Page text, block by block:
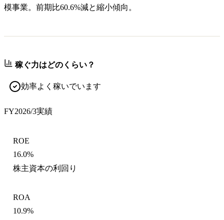
模事業。前期比60.6%減と縮小傾向。
稼ぐ力はどのくらい？
効率よく稼いでいます
FY2026/3実績
ROE
16.0%
株主資本の利回り
ROA
10.9%